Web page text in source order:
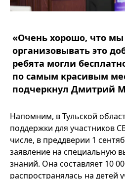
«Очень хорошо, что
организовывать это
ребята могли
по самым красивым
подчеркнул Дмитрий
Напомним, в Тульской
поддержки для участников
числе, в преддверии 1
заявление на специальную
знаний. Она составляет 10
распространялась на детей